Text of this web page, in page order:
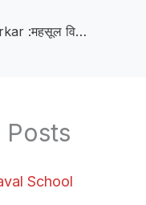
MLA Randhir Savarkar :महसूल विभागाशी समन्वय ठेवून नागरिकांनी आपली कामे करून घ्यावीत — आ. रणधीर सावरकर
Posts